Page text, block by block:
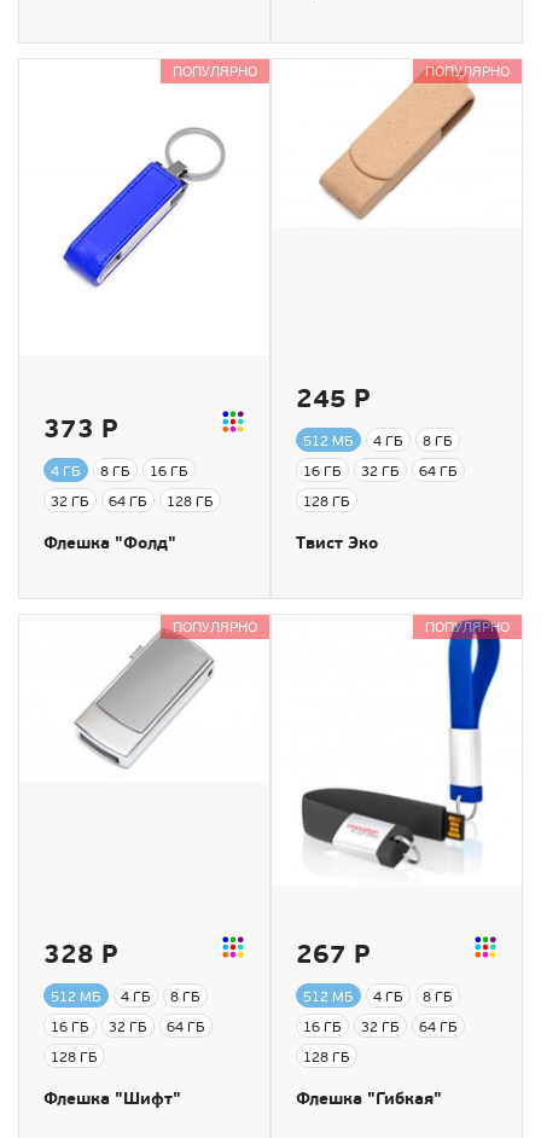
ПОПУЛЯРНО
373 Р
4 ГБ 8 ГБ
16 ГБ
32 ГБ
64 ГБ 128 ГБ
Флешка "Фолд"
ПОПУЛЯРНО
245 Р
512 МБ 4 ГБ
8 ГБ
16 ГБ
32 ГБ
64 ГБ
128 ГБ
Твист Эко
ПОПУЛЯРНО
328 Р
512 МБ 4 ГБ
8 ГБ
16 ГБ
32 ГБ
64 ГБ
128 ГБ
Флешка "Шифт"
ПОПУЛЯРНО
267 Р
512 МБ 4 ГБ
8 ГБ
16 ГБ
32 ГБ
64 ГБ
128 ГБ
Флешка "Гибкая"